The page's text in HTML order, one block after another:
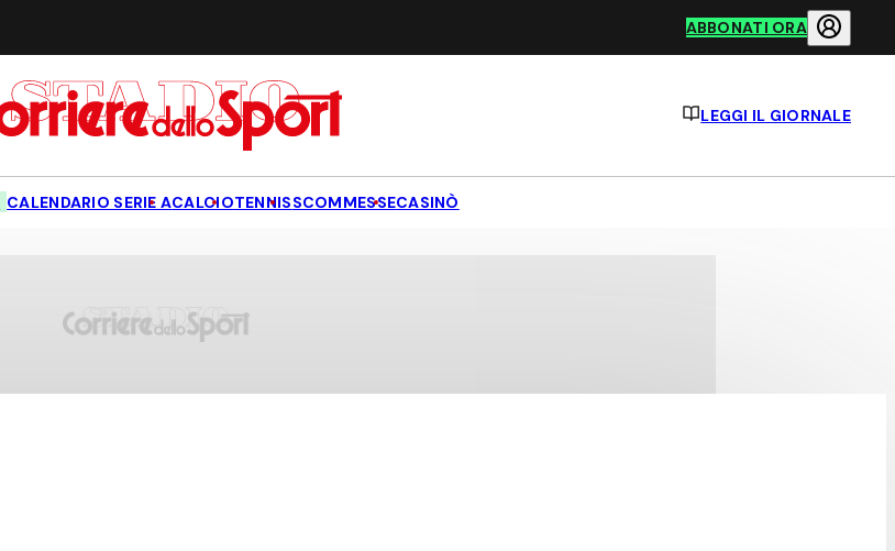
ABBONATI ORA
LEGGI IL GIORNALE
CALENDARIO SERIE ACALCIOTENNISSCOMMESSECASINÒ